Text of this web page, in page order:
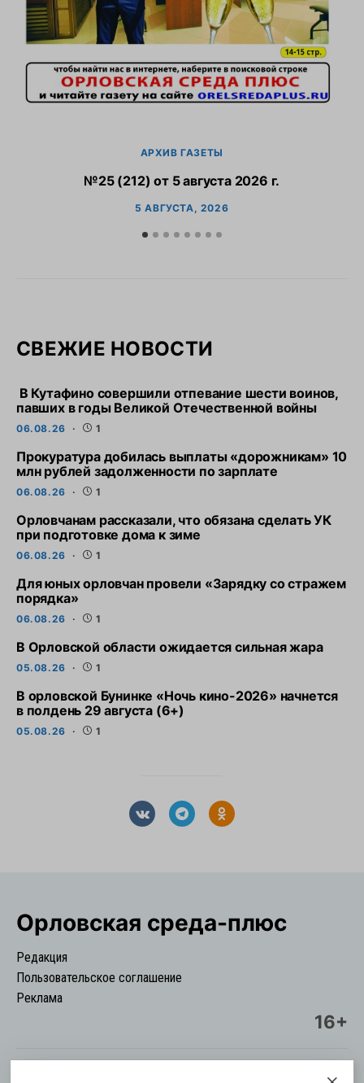
АРХИВ ГАЗЕТЫ
№25 (212) от 5 августа 2026 г.
5 АВГУСТА, 2026
СВЕЖИЕ НОВОСТИ
В Кутафино совершили отпевание шести воинов,
павших в годы Великой Отечественной войны
06.08.26 1
Прокуратура добилась выплаты «дорожникам» 10
млн рублей задолженности по зарплате
06.08.26 1
Орловчанам рассказали, что обязана сделать УК
при подготовке дома к зиме
06.08.26 1
Для юных орловчан провели «Зарядку со стражем
порядка»
06.08.26 1
В Орловской области ожидается сильная жара
05.08.26 1
В орловской Бунинке «Ночь кино-2026» начнется
в полдень 29 августа (6+)
05.08.26 1
Орловская cреда-плюс
Редакция
Пользовательское соглашение
Реклама
16+